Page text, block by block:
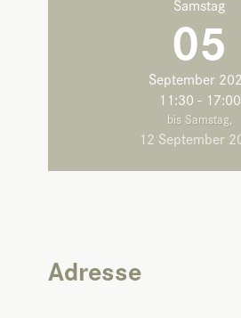
Samstag
05
September
11:30 - 17:00
bis Samstag,
12 September
Adresse